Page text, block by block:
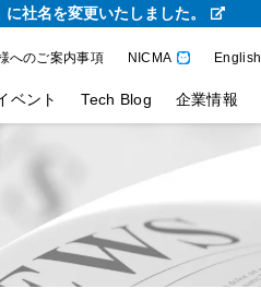
社名を変更いたしました。
へのご案内事項 NICMA English
ベント Tech Blog 企業情報